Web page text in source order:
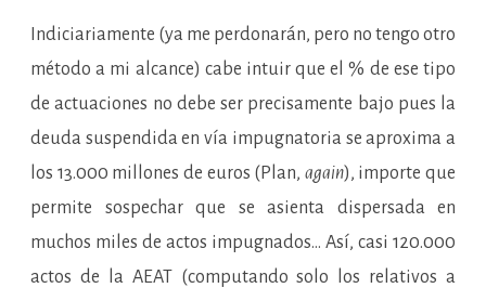
Indiciariamente (ya me perdonarán, pero no tengo otro
método a mi alcance) cabe intuir que el % de ese tipo
de actuaciones no debe ser precisamente bajo pues la
deuda suspendida en vía impugnatoria se aproxima a
los 13.000 millones de euros (Plan, again), importe que
permite sospechar que se asienta dispersada en
muchos miles de actos impugnados… Así, casi 120.000
actos de la AEAT (computando solo los relativos a